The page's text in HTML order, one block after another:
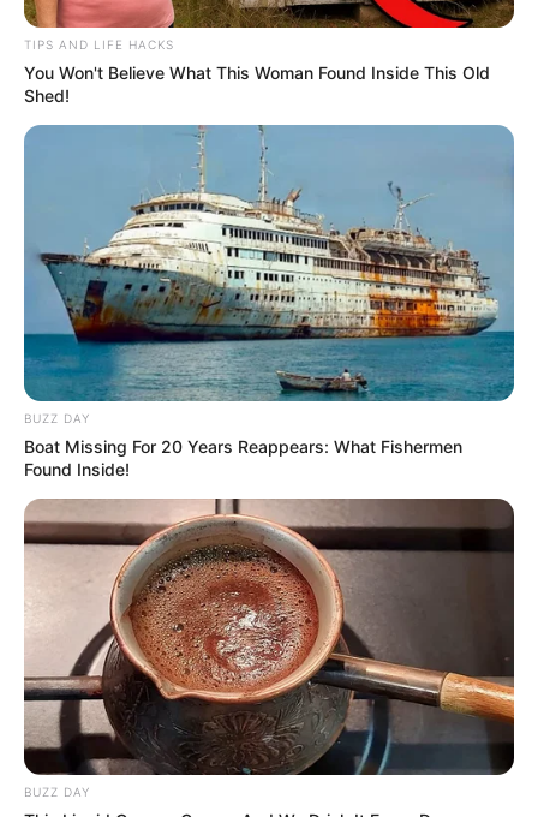
E-mail*
Mensagem
BUSCAR
DESTAQUES
FACEBOOK
DESTAQUES DA SEMANA
Agente de Saúde é indiciada por falsificar
visitas que nunca aconteceram.
quinquênios, sexta-parte e licenças-prêmio
TIPS AND LIFE HACKS
You Won't Believe What This Woman Found Inside This Old
Shed!
BUZZ DAY
Boat Missing For 20 Years Reappears: What Fishermen
Found Inside!
BUZZ DAY